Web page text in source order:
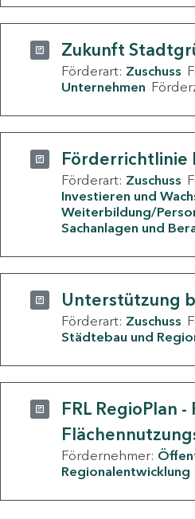
Zukunft
Förderart: Zuschuss
Unternehmen
Förderrichtlinie
Förderart: Zuschuss
Investieren und
Weiterbildung/
Sachanlagen und
Unterstützung
Förderart: Zuschuss
Städtebau und
FRL RegioPlan
Fördernehmer:
Regionalentwicklung